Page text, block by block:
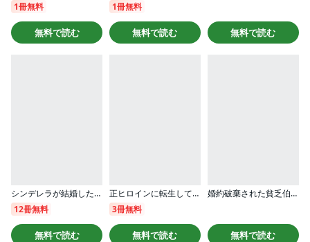
1冊無料
無料で読む
1冊無料
無料で読む 無料で読む
シンデレラが結婚したので意地悪な義姉はクールに去……れません！？（単話版）
12冊無料
無料で読む
正ヒロインに転生して断罪されたけど、最強魔術師の王子様に溺愛されてます！？ 【短編】
3冊無料
無料で読む
婚約破棄された貧乏伯爵令嬢ですが、憧れの冷徹王弟に溺愛されています コミック版
無料で読む